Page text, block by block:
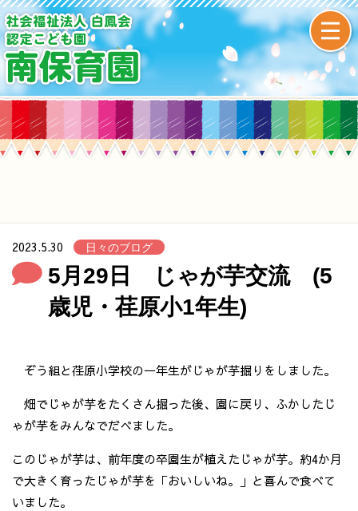
2023.5.30 日々のブログ
5月29日 じゃが芋交流 (5
歳児・荏原小1年生)
ぞう組と荏原小学校の一年生がじゃが芋掘りをしました。
畑でじゃが芋をたくさん掘った後、園に戻り、ふかしたじ
ゃが芋をみんなでだべました。
このじゃが芋は、前年度の卒園生が植えたじゃが芋。約4か月
で大きく育ったじゃが芋を「おいしいね。」と喜んで食べて
いました。